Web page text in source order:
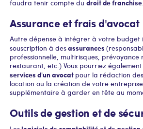
faudra tenir compte du droit de franchise
Assurance et frais d'avocat
Autre dépense à intégrer à votre budget
souscription à desassurances
professionnelle, multirisques, prévoyance
restaurant, etc.) Vous pourriez
services d'un avocat pour la rédaction
location ou la création de votre
supplémentaire à garder en tête au
Outils de gestion et de